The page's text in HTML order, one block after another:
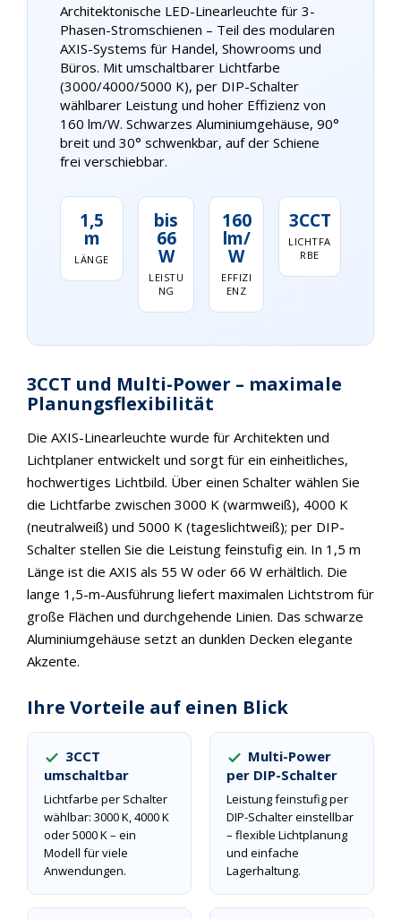
Architektonische LED-Linearleuchte für 3-
Phasen-Stromschienen – Teil des modularen
AXIS-Systems für Handel, Showrooms und
Büros. Mit umschaltbarer Lichtfarbe
(3000/4000/5000 K), per DIP-Schalter
wählbarer Leistung und hoher Effizienz von
160 lm/W. Schwarzes Aluminiumgehäuse, 90°
breit und 30° schwenkbar, auf der Schiene
frei verschiebbar.
1,5
m
LÄNGE
bis
66
W
LEISTU
NG
160
lm/
W
EFFIZI
ENZ
3CCT
LICHTFA
RBE
3CCT und Multi-Power – maximale
Planungsflexibilität
Die AXIS-Linearleuchte wurde für Architekten und
Lichtplaner entwickelt und sorgt für ein einheitliches,
hochwertiges Lichtbild. Über einen Schalter wählen Sie
die Lichtfarbe zwischen 3000 K (warmweiß), 4000 K
(neutralweiß) und 5000 K (tageslichtweiß); per DIP-
Schalter stellen Sie die Leistung feinstufig ein. In 1,5 m
Länge ist die AXIS als 55 W oder 66 W erhältlich. Die
lange 1,5-m-Ausführung liefert maximalen Lichtstrom für
große Flächen und durchgehende Linien. Das schwarze
Aluminiumgehäuse setzt an dunklen Decken elegante
Akzente.
Ihre Vorteile auf einen Blick
3CCT
umschaltbar
Lichtfarbe per Schalter
wählbar: 3000 K, 4000 K
oder 5000 K – ein
Modell für viele
Anwendungen.
Multi-Power
per DIP-Schalter
Leistung feinstufig per
DIP-Schalter einstellbar
– flexible Lichtplanung
und einfache
Lagerhaltung.